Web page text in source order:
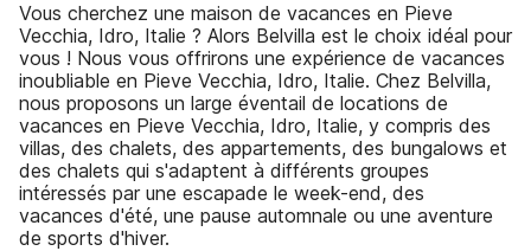
Vous cherchez une maison de vacances en Pieve
Vecchia, Idro, Italie ? Alors Belvilla est le choix idéal pour
vous ! Nous vous offrirons une expérience de vacances
inoubliable en Pieve Vecchia, Idro, Italie. Chez Belvilla,
nous proposons un large éventail de locations de
vacances en Pieve Vecchia, Idro, Italie, y compris des
villas, des chalets, des appartements, des bungalows et
des chalets qui s'adaptent à différents groupes
intéressés par une escapade le week-end, des
vacances d'été, une pause automnale ou une aventure
de sports d'hiver.